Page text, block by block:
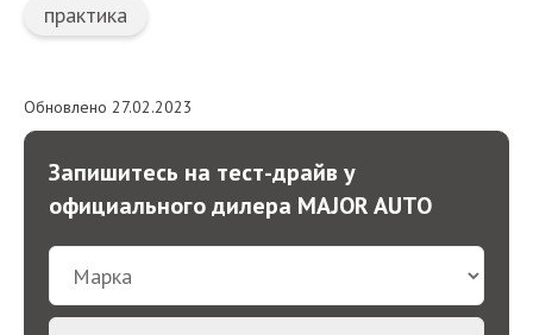
практика
Обновлено 27.02.2023
Запишитесь на тест-драйв у
официального дилера MAJOR AUTO